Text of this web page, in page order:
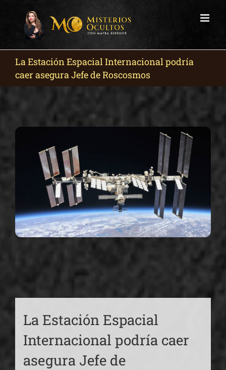
La Estación Espacial Internacional podría
caer asegura Jefe de Roscosmos
La Estación Espacial
Internacional podría caer
asegura Jefe de